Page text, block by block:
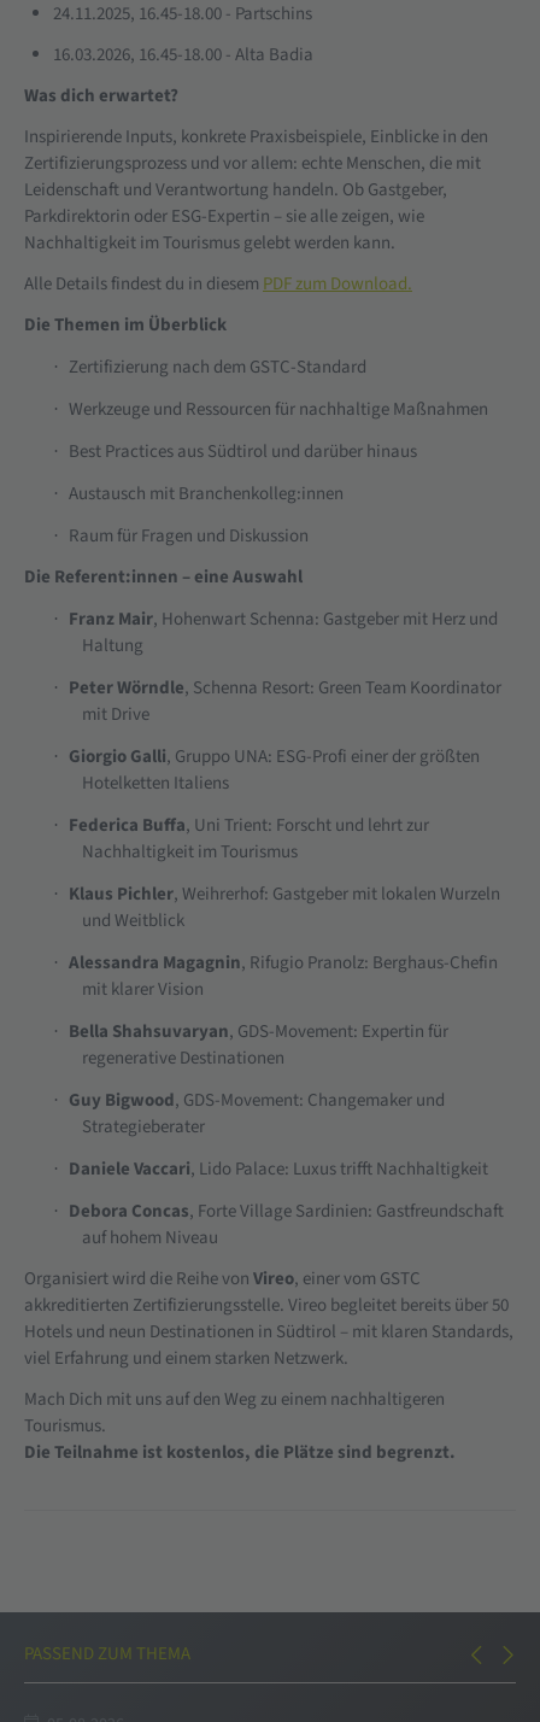
24.11.2025, 16.45-18.00 - Partschins
16.03.2026, 16.45-18.00 - Alta Badia
Was dich erwartet?
Inspirierende Inputs, konkrete Praxisbeispiele, Einblicke in den
Zertifizierungsprozess und vor allem: echte Menschen, die mit
Leidenschaft und Verantwortung handeln. Ob Gastgeber,
Parkdirektorin oder ESG-Expertin – sie alle zeigen, wie
Nachhaltigkeit im Tourismus gelebt werden kann.
Alle Details findest du in diesem PDF zum Download.
Die Themen im Überblick
· Zertifizierung nach dem GSTC-Standard
· Werkzeuge und Ressourcen für nachhaltige Maßnahmen
· Best Practices aus Südtirol und darüber hinaus
· Austausch mit Branchenkolleg:innen
·
Raum für Fragen und Diskussion
Die Referent:innen – eine Auswahl
· Franz Mair, Hohenwart Schenna: Gastgeber mit Herz und
Haltung
· Peter Wörndle, Schenna Resort: Green Team Koordinator
mit Drive
· Giorgio Galli, Gruppo UNA: ESG-Profi einer der größten
Hotelketten Italiens
· Federica Buffa, Uni Trient: Forscht und lehrt zur
Nachhaltigkeit im Tourismus
· Klaus Pichler, Weihrerhof: Gastgeber mit lokalen Wurzeln
und Weitblick
· Alessandra Magagnin, Rifugio Pranolz: Berghaus-Chefin
mit klarer Vision
· Bella Shahsuvaryan, GDS-Movement: Expertin für
regenerative Destinationen
· Guy Bigwood, GDS-Movement: Changemaker und
Strategieberater
· Daniele Vaccari, Lido Palace: Luxus trifft Nachhaltigkeit
· Debora Concas, Forte Village Sardinien: Gastfreundschaft
auf hohem Niveau
Organisiert wird die Reihe vonVireo, einer vom GSTC
akkreditierten Zertifizierungsstelle. Vireo begleitet bereits über 50
Hotels und neun Destinationen in Südtirol – mit klaren Standards,
viel Erfahrung und einem starken Netzwerk.
Mach Dich mit uns auf den Weg zu einem nachhaltigeren
Tourismus.
Die Teilnahme ist kostenlos, die Plätze sind begrenzt.
PASSEND ZUM THEMA